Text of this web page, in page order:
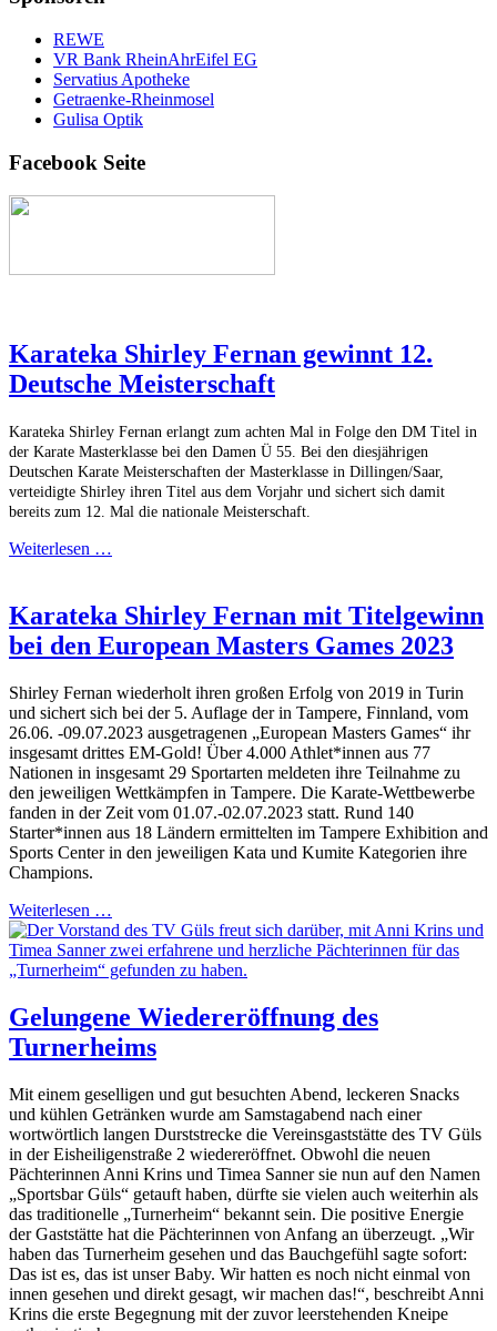
REWE
VR Bank RheinAhrEifel EG
Servatius Apotheke
Getraenke-Rheinmosel
Gulisa Optik
Facebook Seite
Karateka Shirley Fernan gewinnt 12.
Deutsche Meisterschaft
Karateka Shirley Fernan erlangt zum achten Mal in Folge den DM Titel in
der Karate Masterklasse bei den Damen Ü 55. Bei den diesjährigen
Deutschen Karate Meisterschaften der Masterklasse in Dillingen/Saar,
verteidigte Shirley ihren Titel aus dem Vorjahr und sichert sich damit
bereits zum 12. Mal die nationale Meisterschaft.
Weiterlesen …
Karateka Shirley Fernan mit Titelgewinn
bei den European Masters Games 2023
Shirley Fernan wiederholt ihren großen Erfolg von 2019 in Turin
und sichert sich bei der 5. Auflage der in Tampere, Finnland, vom
26.06. -09.07.2023 ausgetragenen „European Masters Games“ ihr
insgesamt drittes EM-Gold! Über 4.000 Athlet*innen aus 77
Nationen in insgesamt 29 Sportarten meldeten ihre Teilnahme zu
den jeweiligen Wettkämpfen in Tampere. Die Karate-Wettbewerbe
fanden in der Zeit vom 01.07.-02.07.2023 statt. Rund 140
Starter*innen aus 18 Ländern ermittelten im Tampere Exhibition and
Sports Center in den jeweiligen Kata und Kumite Kategorien ihre
Champions.
Weiterlesen …
Gelungene Wiedereröffnung des
Turnerheims
Mit einem geselligen und gut besuchten Abend, leckeren Snacks
und kühlen Getränken wurde am Samstagabend nach einer
wortwörtlich langen Durststrecke die Vereinsgaststätte des TV Güls
in der Eisheiligenstraße 2 wiedereröffnet. Obwohl die neuen
Pächterinnen Anni Krins und Timea Sanner sie nun auf den Namen
„Sportsbar Güls“ getauft haben, dürfte sie vielen auch weiterhin als
das traditionelle „Turnerheim“ bekannt sein. Die positive Energie
der Gaststätte hat die Pächterinnen von Anfang an überzeugt. „Wir
haben das Turnerheim gesehen und das Bauchgefühl sagte sofort:
Das ist es, das ist unser Baby. Wir hatten es noch nicht einmal von
innen gesehen und direkt gesagt, wir machen das!“, beschreibt Anni
Krins die erste Begegnung mit der zuvor leerstehenden Kneipe